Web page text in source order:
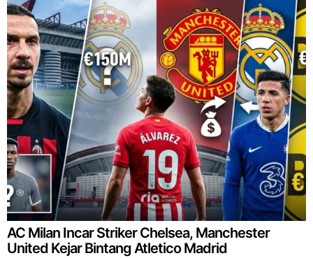
AC Milan Incar Striker Chelsea, Manchester
United Kejar Bintang Atletico Madrid